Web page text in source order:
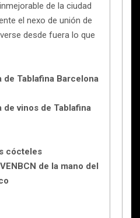
de la ciudad
el nexo de unión de
desde fuera lo que
de Tablafina Barcelona
de vinos de Tablafina
cócteles
de la mano del